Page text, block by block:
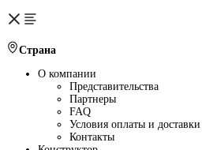
Страна
О компании
Представительства
Партнеры
FAQ
Условия оплаты и доставки
Контакты